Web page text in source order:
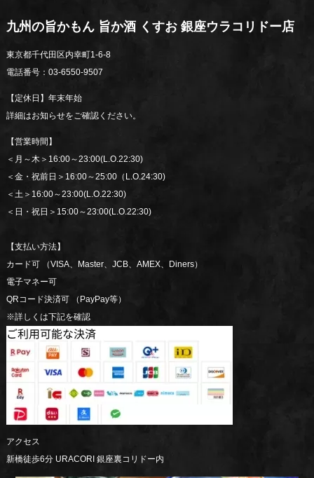
九州の旨かもん 旨か酒 くすお 銀座ウラコリドー店
東京都千代田区内幸町1-6-8
電話番号：03-6550-9507
【定休日】年末年始
詳細はお知らせをご確認ください。
【営業時間】
＜月～木＞16:00～23:00(L.O.22:30)
＜金・祝前日＞16:00～25:00（L.O.24:30)
＜土＞16:00～23:00(L.O.22:30)
＜日・祝日＞15:00～23:00(L.O.22:30)
【支払い方法】
カード可 （VISA、Master、JCB、AMEX、Diners）
電子マネー可
QRコード決済可 （PayPay等）
※詳しくは下記を確認
アクセス
新橋徒歩6分 URACORI 銀座裏コリドー内